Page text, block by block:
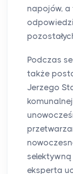
napojów,
Podczas
także
Jerzego
eksperta